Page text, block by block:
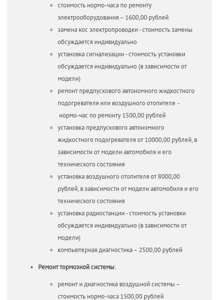
стоимость нормо-часа по ремонту
электрооборудования – 1600,00 рублей
замена кос электропроводки - стоимость замены
обсуждается индивидуально
установка сигнализации - стоимость установки
обсуждается индивидуально (в зависимости от
модели)
ремонт предпускового автономного жидкостного
подогревателя или воздушного отопителя -
нормо-час по ремонту 1500,00 рублей
установка предпускового автономного
жидкостного подогревателя от 10000,00 рублей, в
зависимости от модели автомобиля и его
технического состояния
установка воздушного отопителя от 8000,00
рублей, в зависимости от модели автомобиля и его
технического состояния
установка радиостанции - стоимость установки
обсуждается индивидуально (в зависимости от
модели)
компьютерная диагностика – 2500,00 рублей
Ремонт тормозной системы:
ремонт и диагностика воздушной системы –
стоимость нормо-часа 1500,00 рублей